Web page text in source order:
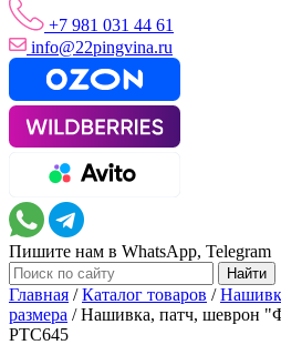
+7 981 031 44 61
info@22pingvina.ru
Пишите нам в WhatsApp, Telegram
Главная /Каталог товаров /
размера /Нашивка, патч, шеврон
PTC645